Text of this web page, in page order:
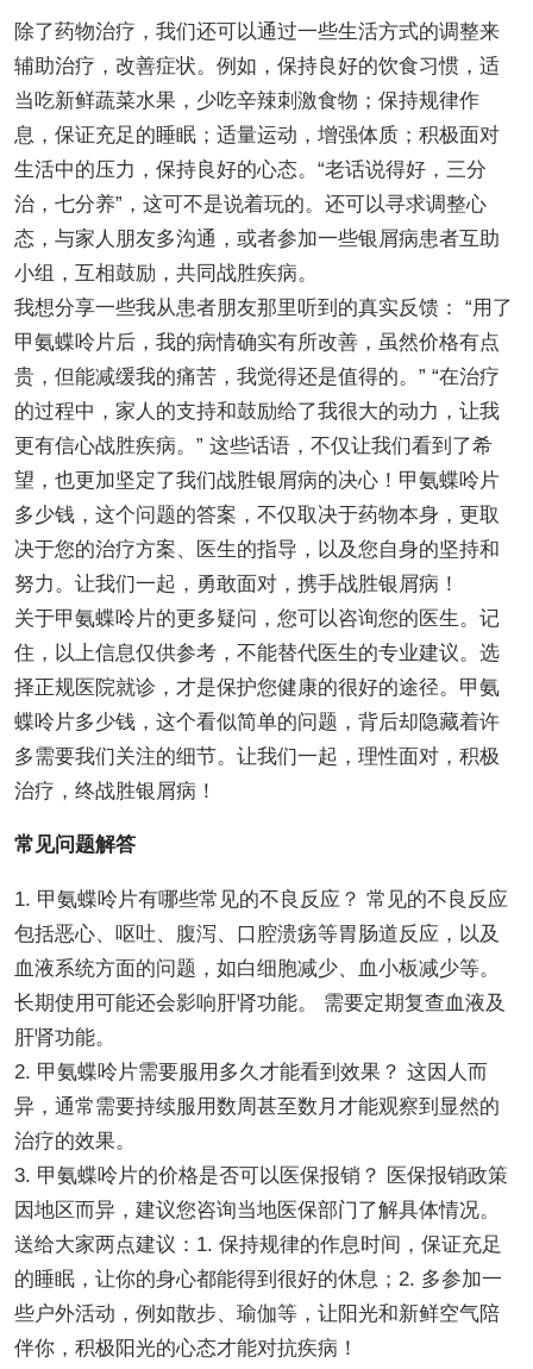
除了药物治疗，我们还可以通过一些生活方式的调整来
辅助治疗，改善症状。例如，保持良好的饮食习惯，适
当吃新鲜蔬菜水果，少吃辛辣刺激食物；保持规律作
息，保证充足的睡眠；适量运动，增强体质；积极面对
生活中的压力，保持良好的心态。“老话说得好，三分
治，七分养”，这可不是说着玩的。还可以寻求调整心
态，与家人朋友多沟通，或者参加一些银屑病患者互助
小组，互相鼓励，共同战胜疾病。
我想分享一些我从患者朋友那里听到的真实反馈： “用了
甲氨蝶呤片后，我的病情确实有所改善，虽然价格有点
贵，但能减缓我的痛苦，我觉得还是值得的。” “在治疗
的过程中，家人的支持和鼓励给了我很大的动力，让我
更有信心战胜疾病。” 这些话语，不仅让我们看到了希
望，也更加坚定了我们战胜银屑病的决心！甲氨蝶呤片
多少钱，这个问题的答案，不仅取决于药物本身，更取
决于您的治疗方案、医生的指导，以及您自身的坚持和
努力。让我们一起，勇敢面对，携手战胜银屑病！
关于甲氨蝶呤片的更多疑问，您可以咨询您的医生。记
住，以上信息仅供参考，不能替代医生的专业建议。选
择正规医院就诊，才是保护您健康的很好的途径。甲氨
蝶呤片多少钱，这个看似简单的问题，背后却隐藏着许
多需要我们关注的细节。让我们一起，理性面对，积极
治疗，终战胜银屑病！
常见问题解答
1. 甲氨蝶呤片有哪些常见的不良反应？ 常见的不良反应
包括恶心、呕吐、腹泻、口腔溃疡等胃肠道反应，以及
血液系统方面的问题，如白细胞减少、血小板减少等。
长期使用可能还会影响肝肾功能。 需要定期复查血液及
肝肾功能。
2. 甲氨蝶呤片需要服用多久才能看到效果？ 这因人而
异，通常需要持续服用数周甚至数月才能观察到显然的
治疗的效果。
3. 甲氨蝶呤片的价格是否可以医保报销？ 医保报销政策
因地区而异，建议您咨询当地医保部门了解具体情况。
送给大家两点建议：1. 保持规律的作息时间，保证充足
的睡眠，让你的身心都能得到很好的休息；2. 多参加一
些户外活动，例如散步、瑜伽等，让阳光和新鲜空气陪
伴你，积极阳光的心态才能对抗疾病！